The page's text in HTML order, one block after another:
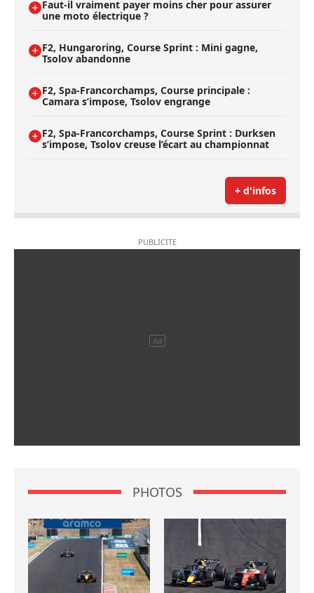
Faut-il vraiment payer moins cher pour assurer
une moto électrique ?
F2, Hungaroring, Course Sprint : Mini gagne,
Tsolov abandonne
F2, Spa-Francorchamps, Course principale :
Camara s’impose, Tsolov engrange
F2, Spa-Francorchamps, Course Sprint : Durksen
s’impose, Tsolov creuse l’écart au championnat
+ d'infos
PHOTOS